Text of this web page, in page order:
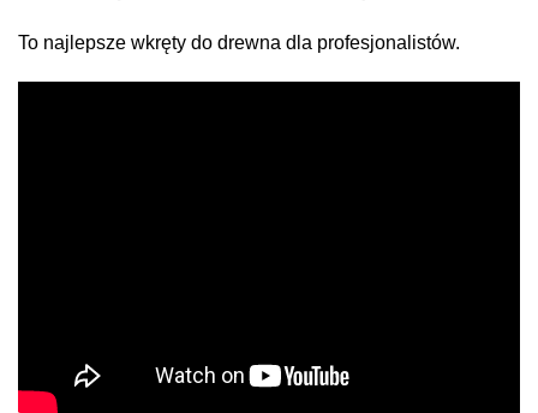
To najlepsze wkręty do drewna dla profesjonalistów.